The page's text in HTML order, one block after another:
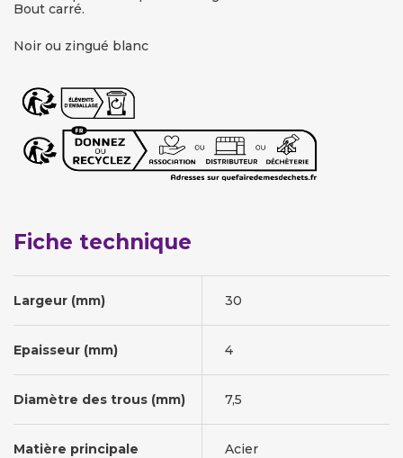
Bout carré.
Noir ou zingué blanc
Fiche technique
Largeur (mm) 30
Epaisseur (mm) 4
Diamètre des trous (mm) 7,5
Matière principale Acier